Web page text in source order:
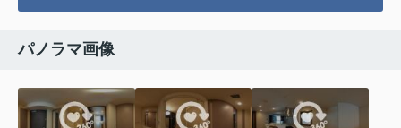
パノラマ画像